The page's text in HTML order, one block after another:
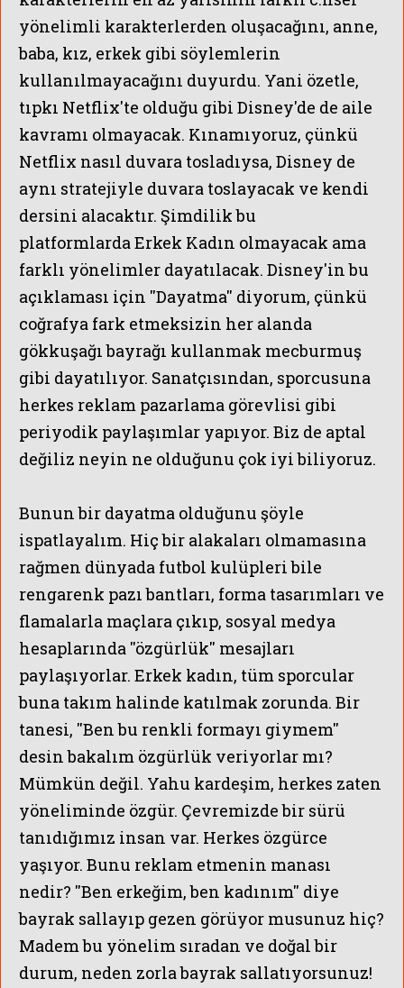
yönelimli karakterlerden oluşacağını, anne,
baba, kız, erkek gibi söylemlerin
kullanılmayacağını duyurdu. Yani özetle,
tıpkı Netflix'te olduğu gibi Disney'de de aile
kavramı olmayacak. Kınamıyoruz, çünkü
Netflix nasıl duvara tosladıysa, Disney de
aynı stratejiyle duvara toslayacak ve kendi
dersini alacaktır. Şimdilik bu
platformlardaErkek Kadın olmayacak ama
farklı yönelimler dayatılacak. Disney'in bu
açıklaması için ''Dayatma'' diyorum, çünkü
coğrafya fark etmeksizin her alanda
gökkuşağı bayrağı kullanmak mecburmuş
gibi dayatılıyor. Sanatçısından, sporcusuna
herkes reklam pazarlama görevlisi gibi
periyodik paylaşımlar yapıyor. Biz de aptal
değiliz neyin ne olduğunu çok iyi biliyoruz.
Bunun bir dayatma olduğunu şöyle
ispatlayalım. Hiç bir alakaları olmamasına
rağmen dünyada futbol kulüpleri bile
rengarenk pazı bantları, forma tasarımları ve
flamalarla maçlara çıkıp, sosyal medya
hesaplarında ''özgürlük'' mesajları
paylaşıyorlar. Erkek kadın, tüm sporcular
buna takım halinde katılmak zorunda. Bir
tanesi, ''Ben bu renkli formayı giymem''
desin bakalım özgürlük veriyorlar mı?
Mümkün değil. Yahu kardeşim, herkes zaten
yöneliminde özgür. Çevremizde bir sürü
tanıdığımız insan var. Herkes özgürce
yaşıyor. Bunu reklam etmenin manası
nedir? ''Ben erkeğim, ben kadınım'' diye
bayrak sallayıp gezen görüyor musunuz hiç?
Madem bu yönelim sıradan ve doğal bir
durum, neden zorla bayrak sallatıyorsunuz!